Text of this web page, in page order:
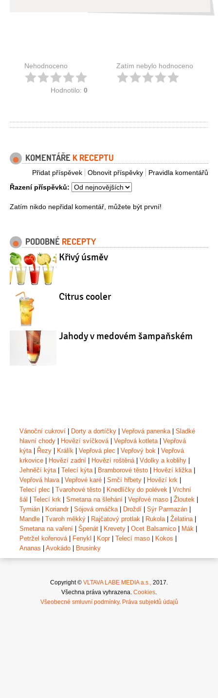
Nehodnoceno
Hodnotilo: 0
Zatím nebylo hodnoceno
KOMENTÁŘE K RECEPTU
Pravidla komentářů
Obnovit příspěvky
Přidat příspěvek
Řazení příspěvků:
Zatím nikdo nepřidal komentář, můžete být první!
PODOBNÉ RECEPTY
Křivý úsměv
Citrus cooler
Jahody v medovém šampaňském
Vánoční cukroví | Dorty a dortíčky | Vepřová panenka | Sladké
hlavní chody | Hovězí svíčková | Vepřová kotleta | Vepřová
kýta | Řezy | Králík | Vepřová plec | Vepřový bok | Vepřová
krkovice | Hovězí zadní | Hovězí roštěná | Vdolky a koblihy |
Jehněčí kýta | Telecí kýta | Bramborové těsto | Hovězí kližka |
Vepřová hlava | Vepřové karé | Srnčí hřbety | Hovězí krk |
Telecí plec | Tvarohové těsto | Knedlíčky do polévek | Vrchní
šál | Telecí krk | Smetana na šlehání | Vepřové maso | Žloutek |
Tymián | Koriandr| Sójová omáčka | Droždí | Sýr Parmazán |
Mandle | Tvaroh měkký | Rajčatový protlak | Rukola | Želatina |
Smetana na vaření | Špenát | Krevety | Ocet Balsamico | Mák |
Petržel kořenová | Fenykl | Kopr| Telecí maso | Kokos |
Ananas | Avokádo | Brusinky
Copyright © VLTAVA LABE MEDIA a.s.,
2017.
Všechna práva vyhrazena. Cookies
Všeobecné smluvní podmínky. Práva subjektů údajů